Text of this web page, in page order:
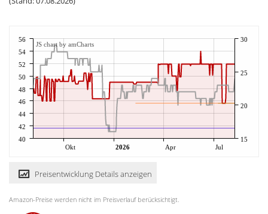
Okt 2026 Apr Jul
40
42
44
46
48
50
52
54
56
15
20
25
30
JS chart by amCharts
Preisentwicklung Details anzeigen
Amazon-Preise werden nicht im Preisverlauf berücksichtigt.